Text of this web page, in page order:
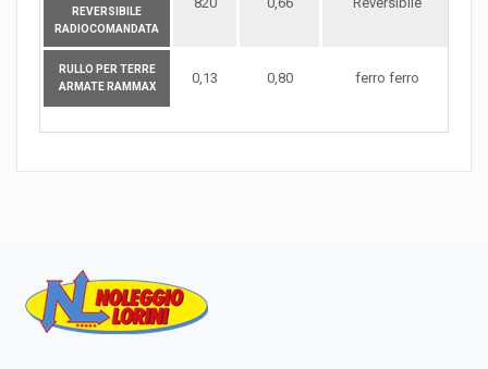
REVERSIBILE
RADIOCOMANDATA
RULLO PER TERRE
ARMATE RAMMAX
0,13 0,80 ferro ferro